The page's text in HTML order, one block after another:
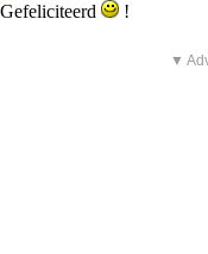
Gefeliciteerd
!
▼